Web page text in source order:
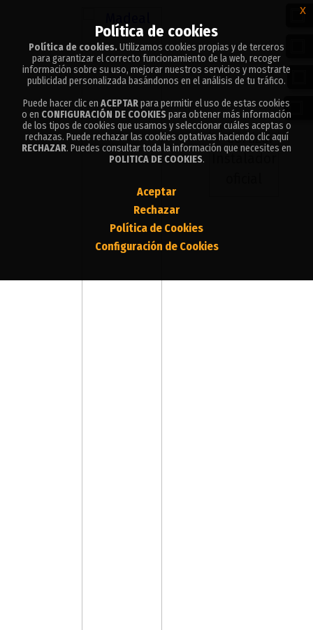
Política de cookies
Política de cookies.Utilizamos cookies propias y de terceros
para garantizar el correcto funcionamiento de la web, recoger
información sobre su uso, mejorar nuestros servicios y mostrarte
publicidad personalizada basándonos en el análisis de tu tráfico.
Puede hacer clic en ACEPTARpara permitir el uso de estas cookies
o en CONFIGURACIÓN DE COOKIESpara obtener más información
de los tipos de cookies que usamos y seleccionar cuáles aceptas o
rechazas. Puede rechazar las cookies optativas haciendo clic aquí
RECHAZAR. Puedes consultar toda la información que necesites en
POLITICA DE COOKIES.
Aceptar
Rechazar
Política de Cookies
Configuración de Cookies
x
Política de cookies
Política de cookies.Utilizamos cookies propias y de terceros
para garantizar el correcto funcionamiento de la web, recoger
información sobre su uso, mejorar nuestros servicios y mostrarte
publicidad personalizada basándonos en el análisis de tu tráfico.
Puede hacer clic en ACEPTARpara permitir el uso de estas cookies
o en CONFIGURACIÓN DE COOKIESpara obtener más información
de los tipos de cookies que usamos y seleccionar cuáles aceptas o
rechazas. Puede rechazar las cookies optativas haciendo clic aquí
RECHAZAR. Puedes consultar toda la información que necesites en
POLITICA DE COOKIES.
Aceptar
Rechazar
Política de Cookies
Configuración de Cookies
x